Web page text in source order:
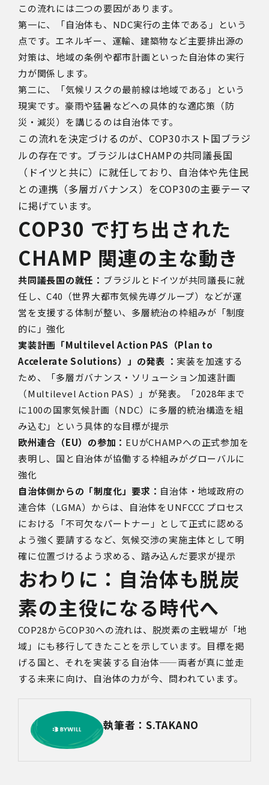
この流れには二つの要因があります。
第一に、「自治体も、 NDC実行の主体である」という
点です。エネルギー、運輸、建築物など主要排出源の
対策は、地域の条例や都市計画といった自治体の実行
力が関係します。
第二に、「気候リスクの最前線は地域である」という
現実です。豪雨や猛暑などへの具体的な適応策（防
災・減災）を講じるのは自治体です。
この流れを決定づけるのが、COP30ホスト国ブラジ
ルの存在です。ブラジルはCHAMPの共同議長国
（ドイツと共に）に就任しており、自治体や先住民
との連携（多層ガバナンス）をCOP30の主要テーマ
に掲げています。
COP30 で打ち出された
CHAMP 関連の主な動き
共同議長国の就任： ブラジルとドイツが共同議長に就
任し、C40（世界大都市気候先導グループ）などが運
営を支援する体制が整い、多層統治の枠組みが「制度
的に」強化
実装計画「Multilevel Action PAS（Plan to
Accelerate Solutions）」の発表 ： 実装を加速する
ため、「多層ガバナンス・ソリューション加速計画
（Multilevel Action PAS）」が発表。「2028年まで
に100の国家気候計画（NDC）に多層的統治構造を組
み込む」という具体的な目標が提示
欧州連合（EU）の参加： EUがCHAMPへの正式参加を
表明し、国と自治体が協働する枠組みがグローバルに
強化
自治体側からの「制度化」要求： 自治体・地域政府の
連合体（LGMA）からは、自治体をUNFCCC プロセス
における「不可欠なパートナー」として正式に認める
よう強く要請するなど、気候交渉の実施主体として明
確に位置づけるよう求める、踏み込んだ要求が提示
おわりに：自治体も脱炭
素の主役になる時代へ
COP28からCOP30への流れは、脱炭素の主戦場が「地
域」にも移行してきたことを示しています。目標を掲
げる国と、それを実装する自治体——両者が真に並走
する未来に向け、自治体の力が今、問われています。
執筆者：S.TAKANO